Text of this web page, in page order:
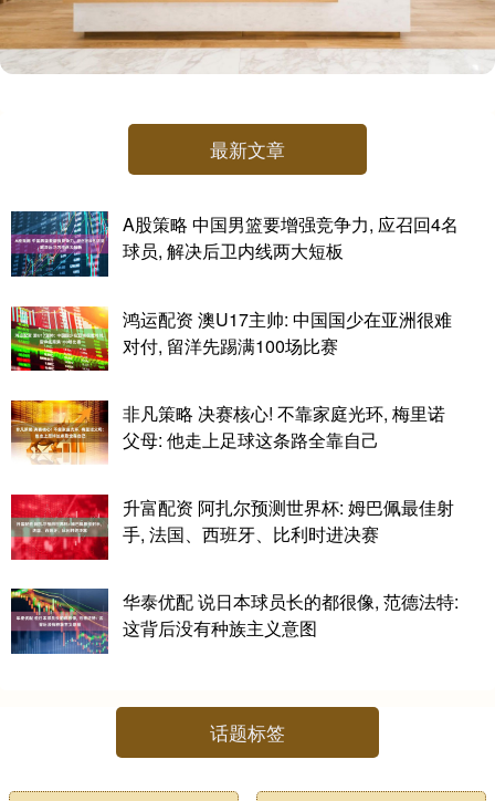
最新文章
A股策略 中国男篮要增强竞争力, 应召回4名
球员, 解决后卫内线两大短板
鸿运配资 澳U17主帅: 中国国少在亚洲很难
对付, 留洋先踢满100场比赛
非凡策略 决赛核心! 不靠家庭光环, 梅里诺
父母: 他走上足球这条路全靠自己
升富配资 阿扎尔预测世界杯: 姆巴佩最佳射
手, 法国、西班牙、比利时进决赛
华泰优配 说日本球员长的都很像, 范德法特:
这背后没有种族主义意图
话题标签